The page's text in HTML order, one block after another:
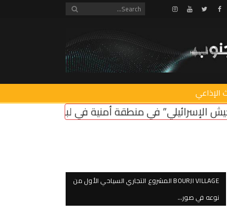
Facebook
Twitter
Youtube
Instagram
الإذاعي
أمنية في لبنان ضروري لأمن سكان الشمال
BOURJI VILLAGE المشروع التجاري السياحي الأول من
نوعه في صور…